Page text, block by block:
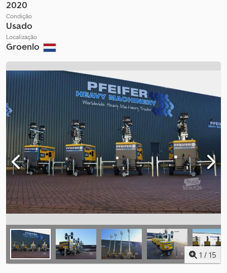
2020
Condição
Usado
Localização
Groenlo
1 / 15